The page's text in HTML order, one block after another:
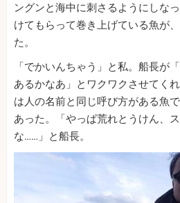
ングンと海中に刺さるようにしな
けてもらって巻き上げている魚が
た。
「でかいんちゃう」と私。船長が
あるかなあ」とワクワクさせてく
は人の名前と同じ呼び方がある魚
あった。「やっぱ荒れとうけん、
な……」と船長。